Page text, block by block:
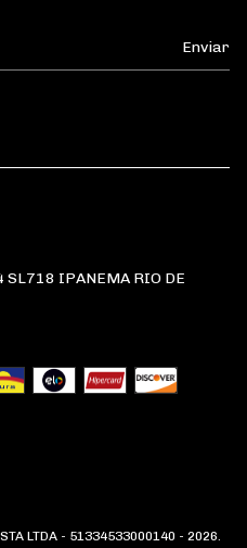
SL718 IPANEMA RIO DE
LTDA - 51334533000140 - 2026.